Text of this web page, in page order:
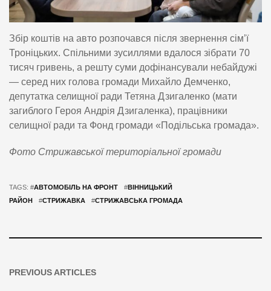
Збір коштів на авто розпочався після звернення сім’ї
Троніцьких. Спільними зусиллями вдалося зібрати 70
тисяч гривень, а решту суми дофінансували небайдужі
— серед них голова громади Михайло Демченко,
депутатка селищної ради Тетяна Дзигаленко (мати
загиблого Героя Андрія Дзигаленка), працівники
селищної ради та Фонд громади «Подільська громада».
Фото Стрижавської територіальної громади
TAGS: #АВТОМОБІЛЬ НА ФРОНТ #ВІННИЦЬКИЙ
РАЙОН
#СТРИЖАВКА #СТРИЖАВСЬКА ГРОМАДА
PREVIOUS ARTICLES